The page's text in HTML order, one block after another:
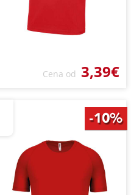
Cena od 3,39€